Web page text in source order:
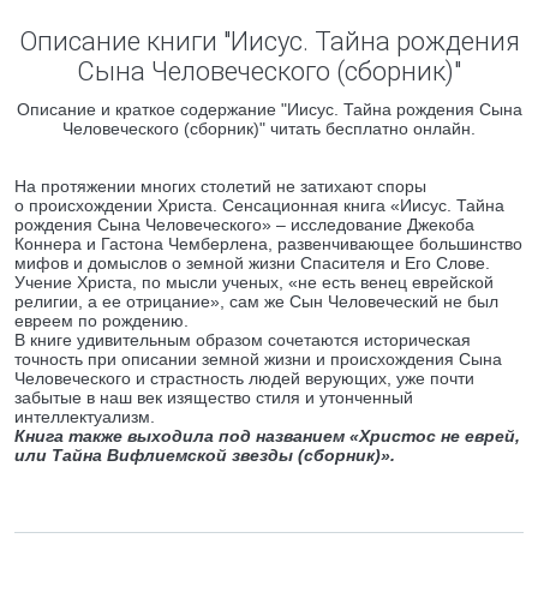
Описание книги "Иисус. Тайна рождения
Сына Человеческого (сборник)"
Описание и краткое содержание "Иисус. Тайна рождения Сына
Человеческого (сборник)" читать бесплатно онлайн.
На протяжении многих столетий не затихают споры
о происхождении Христа. Сенсационная книга «Иисус. Тайна
рождения Сына Человеческого» – исследование Джекоба
Коннера и Гастона Чемберлена, развенчивающее большинство
мифов и домыслов о земной жизни Спасителя и Его Слове.
Учение Христа, по мысли ученых, «не есть венец еврейской
религии, а ее отрицание», сам же Сын Человеческий не был
евреем по рождению.
В книге удивительным образом сочетаются историческая
точность при описании земной жизни и происхождения Сына
Человеческого и страстность людей верующих, уже почти
забытые в наш век изящество стиля и утонченный
интеллектуализм.
Книга также выходила под названием «Христос не еврей,
или Тайна Вифлиемской звезды (сборник)».